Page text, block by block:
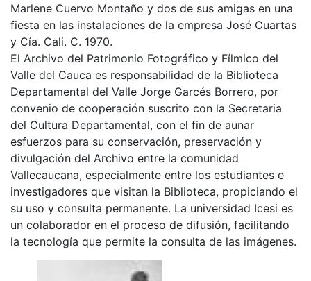
Marlene Cuervo Montaño y dos de sus amigas en una
fiesta en las instalaciones de la empresa José Cuartas
y Cía. Cali. C. 1970.
El Archivo del Patrimonio Fotográfico y Fílmico del
Valle del Cauca es responsabilidad de la Biblioteca
Departamental del Valle Jorge Garcés Borrero, por
convenio de cooperación suscrito con la Secretaria
del Cultura Departamental, con el fin de aunar
esfuerzos para su conservación, preservación y
divulgación del Archivo entre la comunidad
Vallecaucana, especialmente entre los estudiantes e
investigadores que visitan la Biblioteca, propiciando el
su uso y consulta permanente. La universidad Icesi es
un colaborador en el proceso de difusión, facilitando
la tecnología que permite la consulta de las imágenes.